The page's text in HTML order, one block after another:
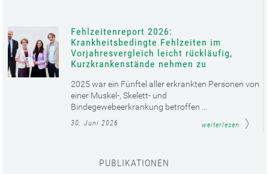
Fehlzeitenreport 2026:
Krankheitsbedingte Fehlzeiten im
Vorjahresvergleich leicht rückläufig,
Kurzkrankenstände nehmen zu
2025 war ein Fünftel aller erkrankten Personen von
einer Muskel-, Skelett- und
Bindegewebeerkrankung betroffen ...
30. Juni 2026 weiterlesen
PUBLIKATIONEN